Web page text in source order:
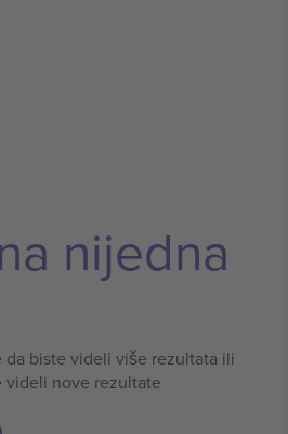
nijedna
biste videli više rezultata ili
videli nove rezultate